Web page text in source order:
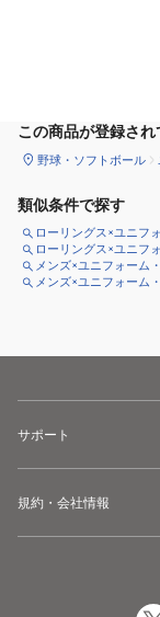
この商品が登録され
野球・ソフトボール
類似条件で探す
ローリングス×ユニフ
ローリングス×ユニフ
メンズ×ユニフォーム
メンズ×ユニフォーム
サポート
規約・会社情報